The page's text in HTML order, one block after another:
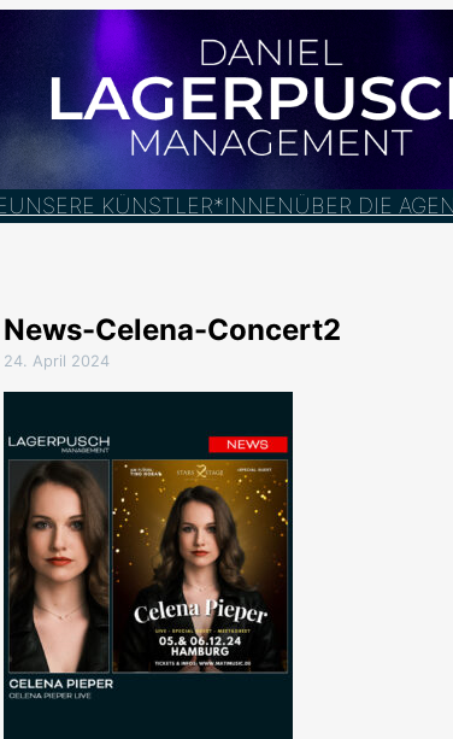
UNSERE KÜNSTLER*INNENÜBER DIE
News-Celena-Concert2
24. April 2024